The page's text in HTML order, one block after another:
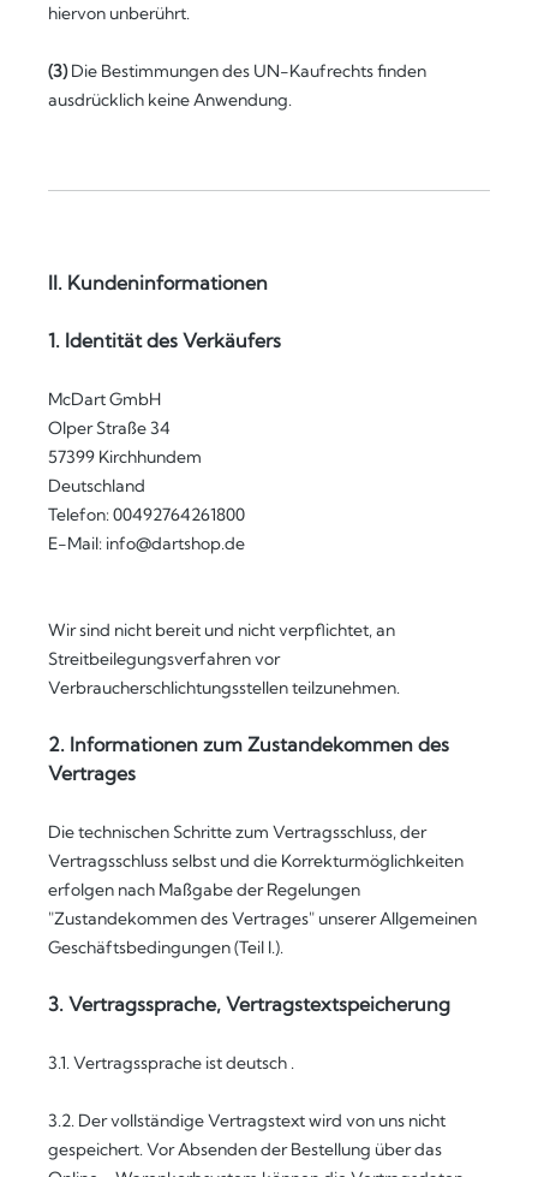
hiervon unberührt.
(3)Die Bestimmungen des UN-Kaufrechts finden
ausdrücklich keine Anwendung.
II. Kundeninformationen
1. Identität des Verkäufers
McDart GmbH
Olper Straße 34
57399 Kirchhundem
Deutschland
Telefon: 00492764261800
E-Mail: info@dartshop.de
Wir sind nicht bereit und nicht verpflichtet, an
Streitbeilegungsverfahren vor
Verbraucherschlichtungsstellen teilzunehmen.
2. Informationen zum Zustandekommen des
Vertrages
Die technischen Schritte zum Vertragsschluss, der
Vertragsschluss selbst und die Korrekturmöglichkeiten
erfolgen nach Maßgabe der Regelungen
"Zustandekommen des Vertrages" unserer Allgemeinen
Geschäftsbedingungen (Teil I.).
3. Vertragssprache, Vertragstextspeicherung
3.1. Vertragssprache ist deutsch .
3.2. Der vollständige Vertragstext wird von uns nicht
gespeichert. Vor Absenden der Bestellung über das